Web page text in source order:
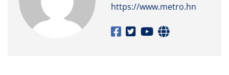
https://www.metro.hn